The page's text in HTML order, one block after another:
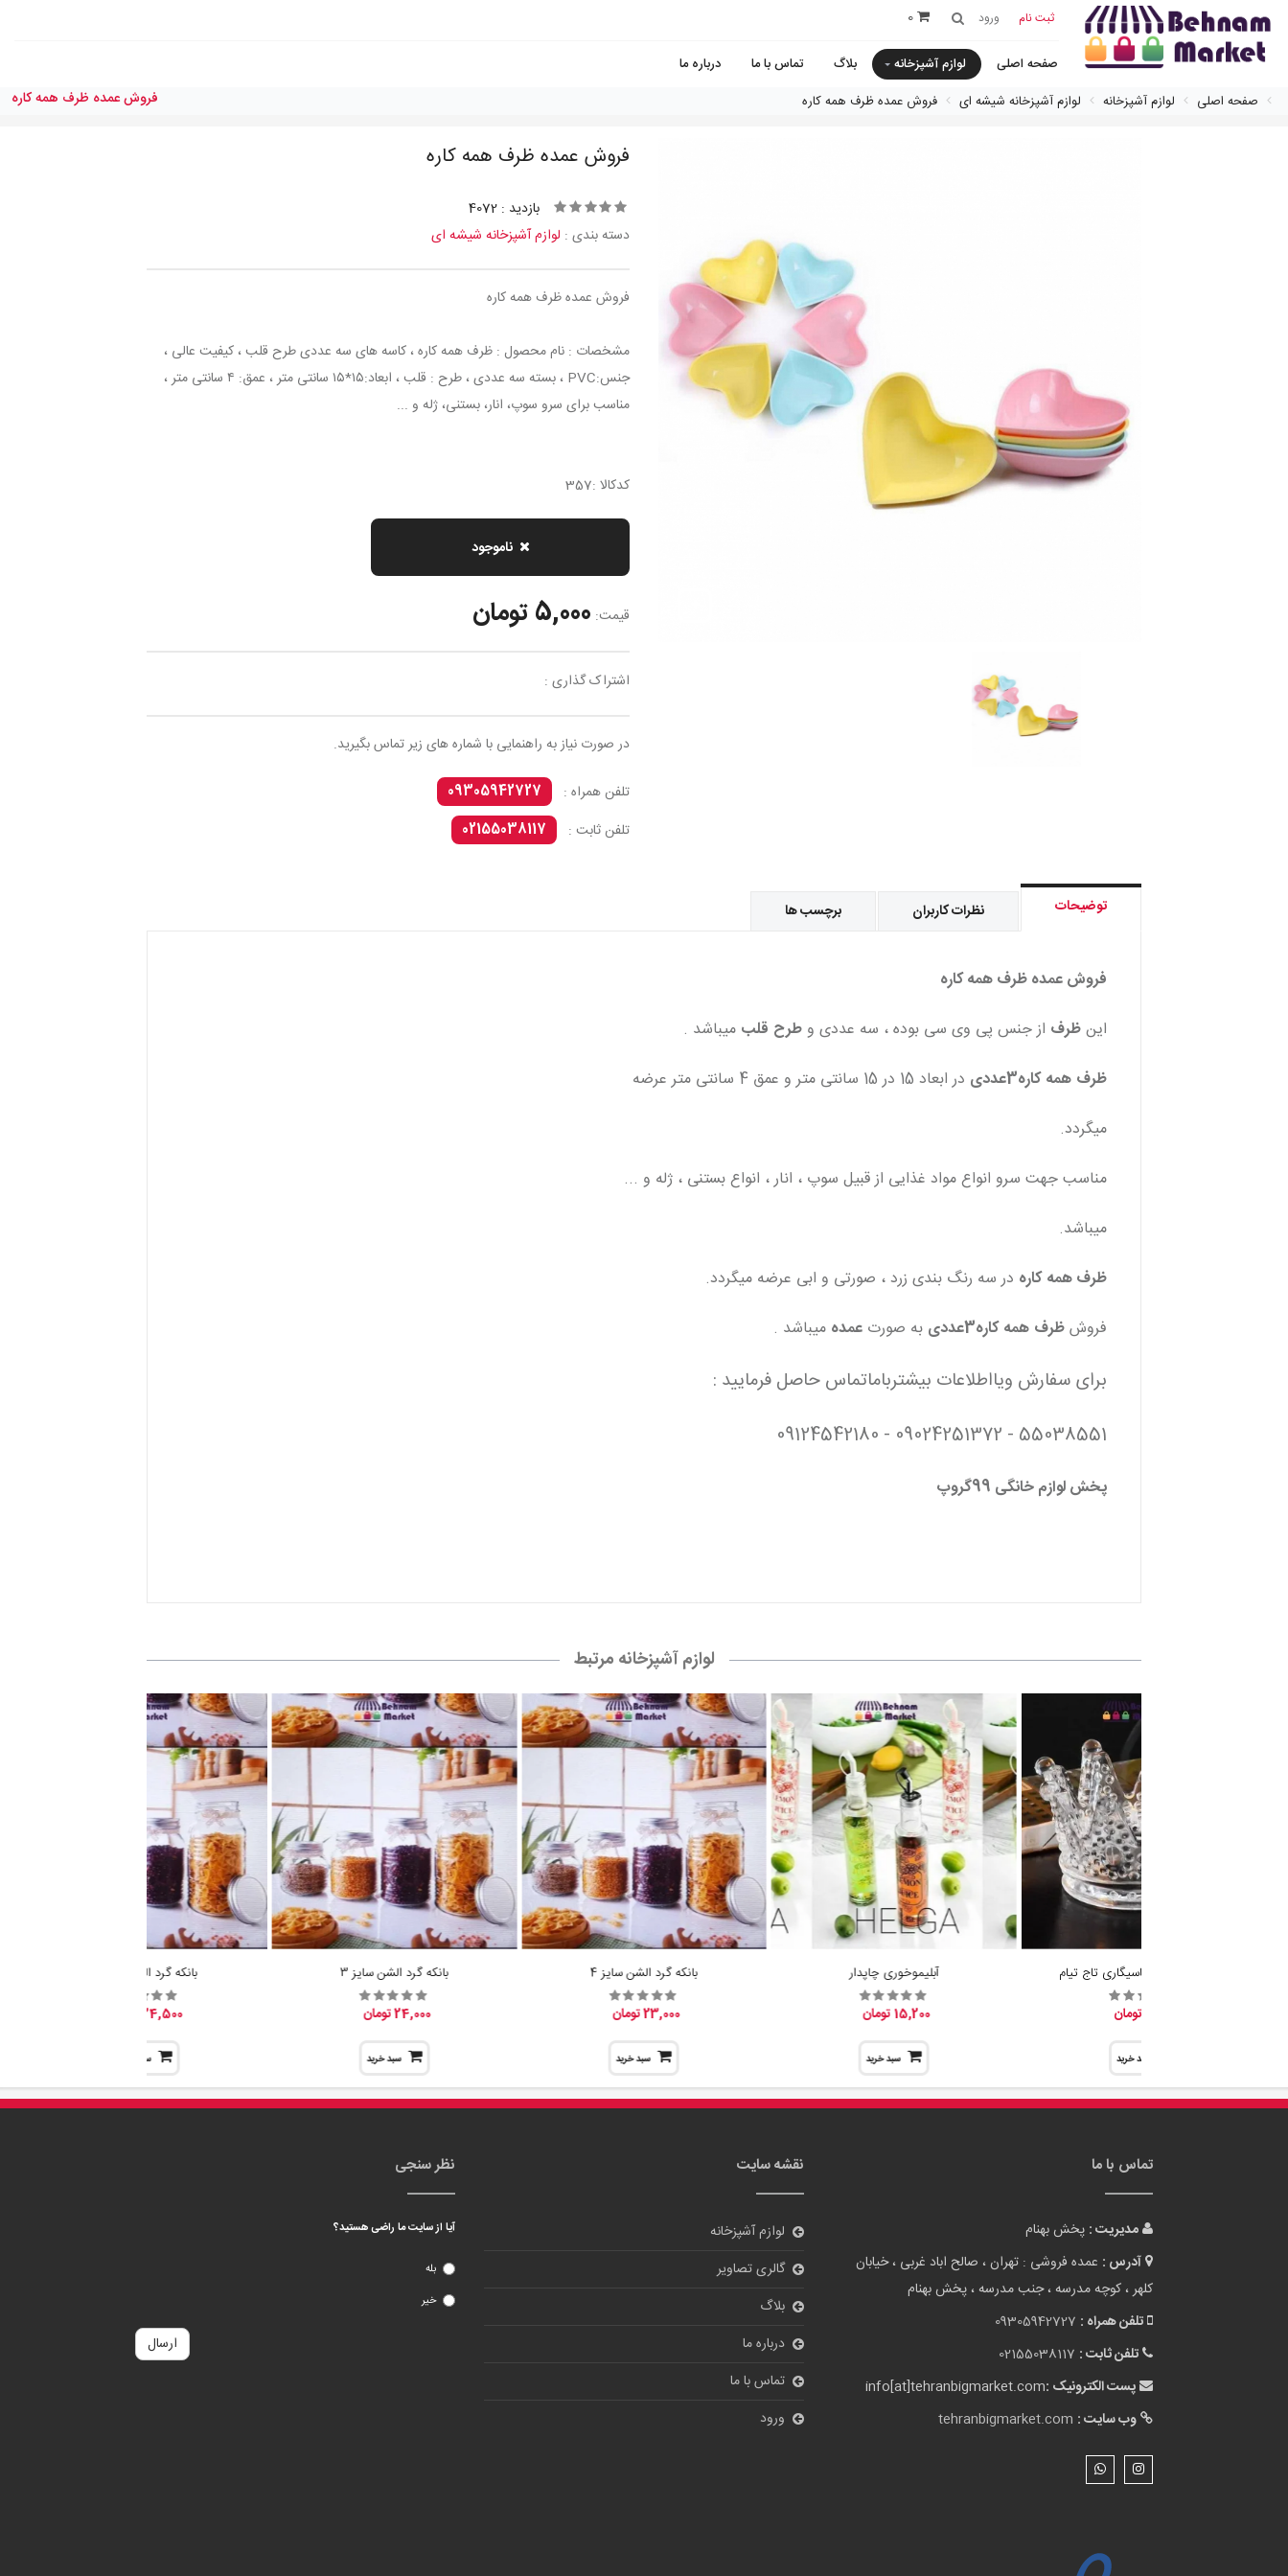
ثبت نام ورود 0
صفحه اصلی لوازم آشپزخانه بلاگ تماس با ما
درباره ما
صفحه اصلی
لوازم آشپزخانه لوازم آشپزخانه شیشه ای فروش عمده ظرف همه کاره فروش عمده ظرف همه کاره
فروش عمده ظرف همه کاره
بازدید : 4072
دسته بندی : لوازم آشپزخانه شیشه ای
فروش عمده ظرف همه کاره
مشخصات : نام محصول : ظرف همه کاره ، کاسه های سه عددی طرح قلب ، کیفیت عالی ،
جنس:PVC ، بسته سه عددی ، طرح : قلب ، ابعاد:۱۵*۱۵ سانتی متر ، عمق: ۴ سانتی متر ،
مناسب برای سرو سوپ، انار، بستنی، ژله و ...
کدکالا :357
ناموجود
قیمت: 5,000 تومان
اشتراک گذاری :
در صورت نیاز به راهنمایی با شماره های زیر تماس بگیرید.
تلفن همراه :
09305942727
تلفن ثابت :
02155038117
توضیحات نظرات کاربران برچسب ها
فروش عمده ظرف همه کاره
اینظرف از جنس پی وی سی بوده ، سه عددی وطرح قلب میباشد .
ظرف همه کاره3عددی
در ابعاد 15 در 15 سانتی متر و عمق 4 سانتی متر عرضه
میگردد.
مناسب جهت سرو انواع مواد غذایی از قبیل سوپ ، انار ، انواع بستنی ، ژله و ...
میباشد.
ظرف همه کاره در سه رنگ بندی زرد ، صورتی و ابی عرضه میگردد.
فروشظرف همه کاره3عددی به صورت عمده میباشد .
برای سفارش ویااطلاعات بیشترباماتماس حاصل فرمایید :
55038551 - 09024251372 - 09124542180
پخش لوازم خانگی 99گروپ
لوازم آشپزخانه مرتبط
جا شمع وارمر و جاسیگاری تاج تیام
سبد خرید
آبلیموخوری چاپدار
15,200 تومان
سبد خرید
بانکه گرد الشن سایز 4
23,000 تومان
سبد خرید
بانکه گرد الشن سایز 3
24,000 تومان
سبد خرید
بانکه گرد الشن سایز 2
24,500 تومان
سبد خرید
تماس با ما
مدیریت : پخش بهنام
آدرس : عمده فروشی : تهران ، صالح اباد غربی ، خیابان
کلهر ، کوچه مدرسه ، جنب مدرسه ، پخش بهنام
تلفن همراه : 09305942727
تلفن ثابت : 02155038117
پست الکترونیک :info[at]tehranbigmarket.com
وب سایت : tehranbigmarket.com
نقشه سایت
لوازم آشپزخانه
گالری تصاویر
بلاگ
درباره ما
تماس با ما
ورود
نظر سنجی
آیا از سایت ما راضی هستید؟
بله
خیر
ارسال